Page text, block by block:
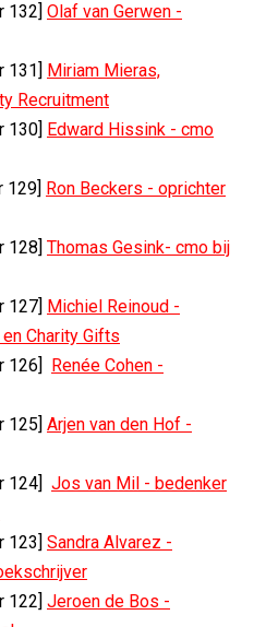
132] Olaf van Gerwen -
131] Miriam Mieras,
Recruitment
130] Edward Hissink - cmo
129] Ron Beckers - oprichter
128] Thomas Gesink- cmo bij
127] Michiel Reinoud -
Charity Gifts
126] Renée Cohen -
125] Arjen van den Hof -
124] Jos van Mil - bedenker
123] Sandra Alvarez -
122] Jeroen de Bos -